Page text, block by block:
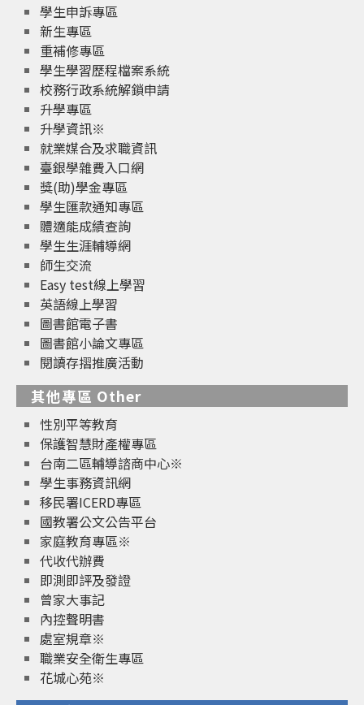
學生申訴專區
新生專區
重補修專區
學生學習歷程檔案系統
校務行政系統解鎖申請
升學專區
升學資訊※
就業媒合及求職資訊
臺銀學雜費入口網
獎(助)學金專區
學生匯款通知專區
體適能成績查詢
學生生涯輔導網
師生交流
Easy test線上學習
英語線上學習
圖書館電子書
圖書館小論文專區
閱讀存摺推廣活動
其他專區 Other
性別平等教育
保護智慧財產權專區
台南二區輔導諮商中心※
學生事務資訊網
移民署ICERD專區
國教署公文公告平台
家庭教育專區※
代收代辦費
即測即評及發證
曾家大事記
內控聲明書
處室規章※
職業安全衛生專區
花城心苑※